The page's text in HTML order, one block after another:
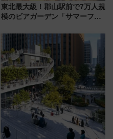
東北最大級！郡山駅前で7万人規
模のビアガーデン「サマーフェ
7/24-26開催！ 有料席はJRE
MALLで予約可能